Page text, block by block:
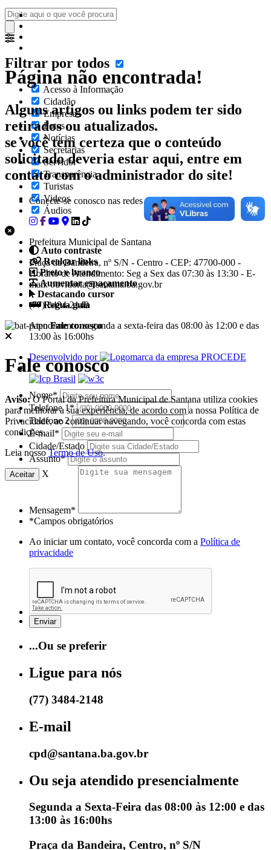
Filtrar por todos
Acesso à Informação
Cidadão
Empresas
Fotos
Notícias
Secretarias
Servidor
Transparência
Turistas
Videos
Áudios
Auto contraste
Realçar links
Preto e branco
Aumentar espaçamento
Destacando cursor
Regua guia
Fale conosco
Fale conosco
Nome*
Telefone 1*
Telefone 2
E-mail*
Cidade/Estado
Assunto*
Mensagem*
*Campos obrigatórios
Ao iniciar um contato, você concorda com a Política de
privacidade
...Ou se preferir
Ligue para nós
(77) 3484-2148
E-mail
cpd@santana.ba.gov.br
Ou seja atendido presencialmente
Segunda a Sexta-Feira das 08:00 às 12:00 e das
13:00 às 16:00hs
Praça da Bandeira, Centro, nº S/N
Página não encontrada!
Alguns artigos ou links podem ter sido
retirados ou atualizados.
se você tem certeza que o conteúdo
solicitado deveria estar aqui, entre em
contato com o administrador do site!
Conecte-se conosco nas redes sociais
Prefeitura Municipal de Santana
Praça da Bandeira, nº S/N - Centro - CEP: 47700-000 -
Horário de Atendimento: Seg a Sex das 07:30 às 13:30 - E-
mail: ouvidoria@santana.ba.gov.br
(77) 3484-2148
Atendimento: segunda a sexta-feira das 08:00 às 12:00 e das
13:00 às 16:00hs
Desenvolvido por
Aviso:O Portal da Prefeitura Municipal de Santana utiliza cookies
para melhorar a sua experiência, de acordo com a nossa Política de
Privacidade, ao continuar navegando, você concorda com estas
condições.
Leia nossoTermo de Uso.
Aceitar X